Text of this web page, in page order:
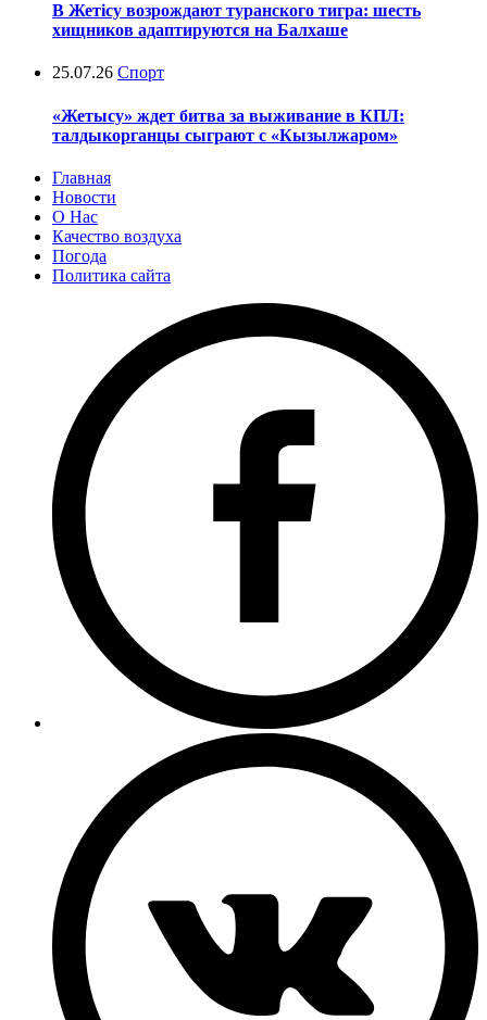
В Жетісу возрождают туранского тигра: шесть
хищников адаптируются на Балхаше
25.07.26 Спорт
«Жетысу» ждет битва за выживание в КПЛ:
талдыкорганцы сыграют с «Кызылжаром»
Главная
Новости
О Нас
Качество воздуха
Погода
Политика сайта